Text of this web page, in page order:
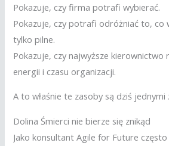
Pokazuje, czy firma potrafi wybierać.
Pokazuje, czy potrafi odróżniać to, co
tylko pilne.
Pokazuje, czy najwyższe kierownictwo
energii i czasu organizacji.
A to właśnie te zasoby są dziś jednymi
Dolina Śmierci nie bierze się znikąd
Jako konsultant Agile for Future